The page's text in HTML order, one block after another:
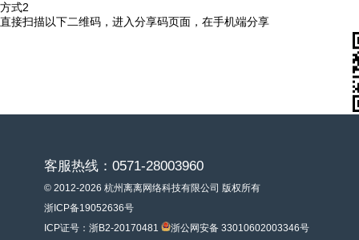
方式2
直接扫描以下二维码，进入分享码页面，在手机端分享
客服热线：0571-28003960
© 2012-2026 杭州离离网络科技有限公司 版权所有
浙ICP备19052636号
ICP证号：浙B2-20170481
浙公网安备 33010602003346号